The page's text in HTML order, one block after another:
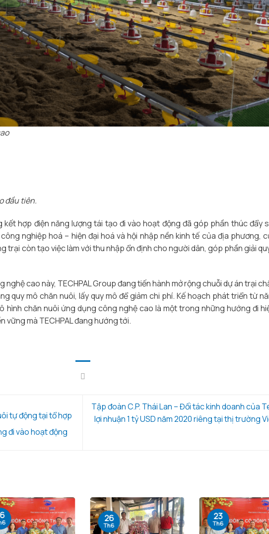
đầu tiên.
hợp điện năng lượng tái tạo đi vào hoạt động đã góp phần thúc đẩy
nghiệp hoá – hiện đại hoá và hội nhập nền kinh tế của địa phương,
trại còn tạo việc làm với thu nhập ổn định cho người dân, góp phần giải
cao này, TECHPAL Group đang tiến hành mở rộng chuỗi dự án trại
quy mô chăn nuôi, lấy quy mô để giảm chi phí. Kế hoạch phát triển từ
hình chăn nuôi ứng dụng công nghệ cao là một trong những hướng đi
mà TECHPAL đang hướng tới.
tự động tại tổ hợp
đi vào hoạt động
Tập đoàn C.P. Thái Lan – Đối tác kinh doanh của
lợi nhuận 1 tỷ USD năm 2020 riêng tại thị trường
26
Th6
23
Th6